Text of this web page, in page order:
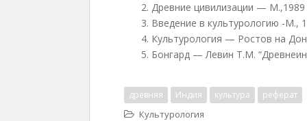
Древние цивилизации — М.,1989
Введение в культурологию -М.,
Культурология — Ростов на
Бонгард — Левин Т.М.
древняя Индия культура реферат
Культурология